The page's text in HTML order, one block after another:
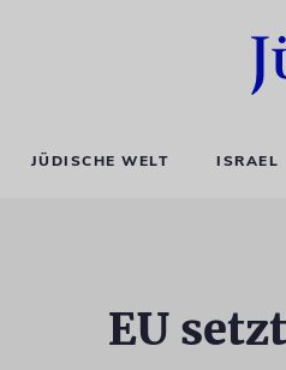
JÜDISCHE WELT ISRAEL
EU